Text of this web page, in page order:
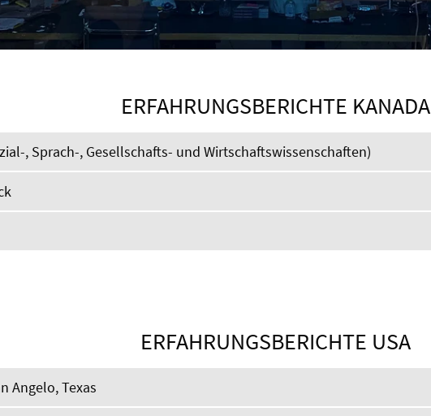
ERFAHRUNGSBERICHTE KANADA
, Sprach-, Gesellschafts- und Wirtschaftswissenschaften)
ERFAHRUNGSBERICHTE USA
Angelo, Texas